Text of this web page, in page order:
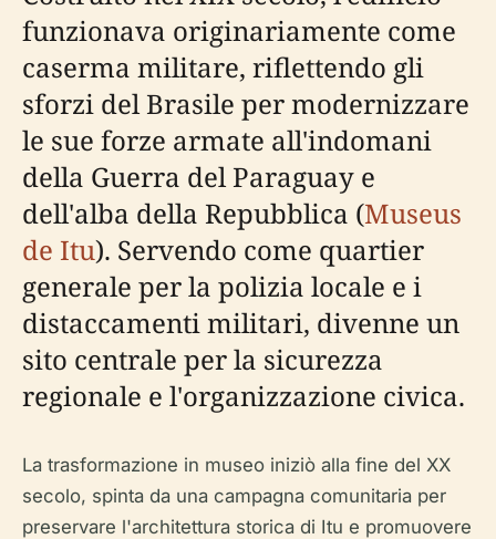
funzionava originariamente come
caserma militare, riflettendo gli
sforzi del Brasile per modernizzare
le sue forze armate all'indomani
della Guerra del Paraguay e
dell'alba della Repubblica (Museus
de Itu). Servendo come quartier
generale per la polizia locale e i
distaccamenti militari, divenne un
sito centrale per la sicurezza
regionale e l'organizzazione civica.
La trasformazione in museo iniziò alla fine del XX
secolo, spinta da una campagna comunitaria per
preservare l'architettura storica di Itu e promuovere